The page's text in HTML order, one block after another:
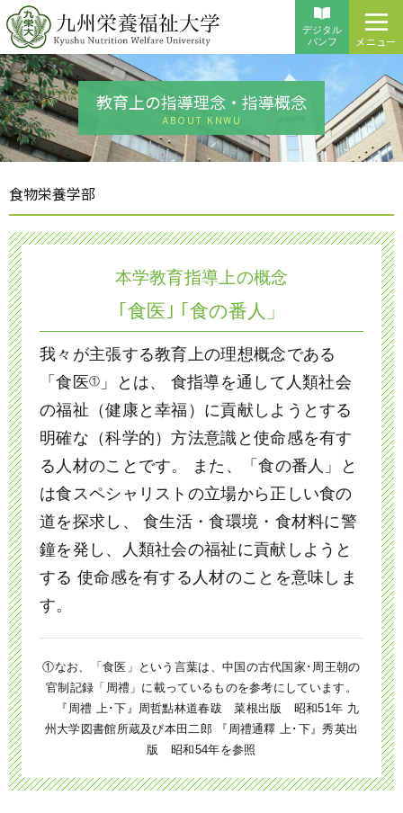
デジタル
パンフ
メニュー
教育上の指導理念・指導概念
ABOUT KNWU
食物栄養学部
本学教育指導上の概念
｢食医｣ ｢食の番人」
我々が主張する教育上の理想概念である
「食医① 」とは、
食指導を通して人類社会
の福祉（健康と幸福）に貢献しようとする
明確な（科学的）方法意識と使命感を有す
る人材のことです。
また、「食の番人」と
は食スペシャリストの立場から正しい食の
道を探求し、
食生活・食環境・食材料に警
鐘を発し、人類社会の福祉に貢献しようと
する 使命感を有する人材のことを意味しま
す。
①なお、「食医」という言葉は、中国の古代国家･周王朝の
官制記録「周禮」に載っているものを参考にしています。
『周禮 上･下』周哲點林道春跋 菜根出版 昭和51年 九
州大学図書館所蔵及び本田二郎 『周禮通釋 上･下』秀英出
版 昭和54年を参照